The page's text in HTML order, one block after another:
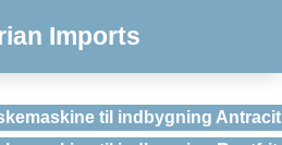
Imports
til indbygning